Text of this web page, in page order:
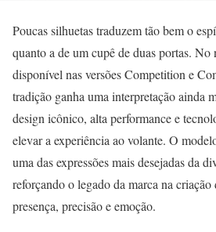
Poucas silhuetas traduzem tão bem o
quanto a de um cupê de duas portas.
disponível nas versões Competition e
tradição ganha uma interpretação ainda
design icônico, alta performance e
elevar a experiência ao volante. O
uma das expressões mais desejadas da
reforçando o legado da marca na
presença, precisão e emoção.